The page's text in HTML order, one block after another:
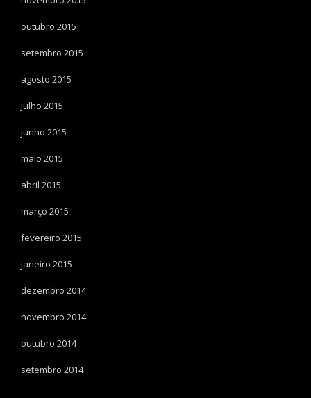
outubro 2015
setembro 2015
agosto 2015
julho 2015
junho 2015
maio 2015
abril 2015
março 2015
fevereiro 2015
janeiro 2015
dezembro 2014
novembro 2014
outubro 2014
setembro 2014